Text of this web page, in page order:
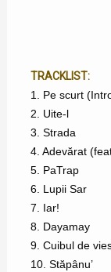
TRACKLIST:
1. Pe scurt
2. Uite-l
3. Strada
4. Adevărat
5. PaTrap
6. Lupii Sar
7. Iar!
8. Dayamay
9. Cuibul de
10. Stăpânu’